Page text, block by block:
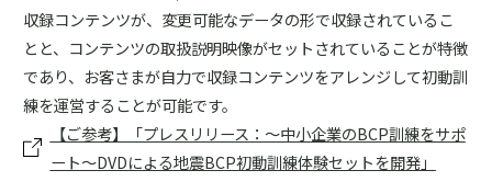
収録コンテンツが、変更可能なデータの形で収録されているこ
とと、コンテンツの取扱説明映像がセットされていることが特徴
であり、お客さまが自力で収録コンテンツをアレンジして初動訓
練を運営することが可能です。
【ご参考】「プレスリリース：～中小企業のBCP訓練をサポ
ート～DVDによる地震BCP初動訓練体験セットを開発」